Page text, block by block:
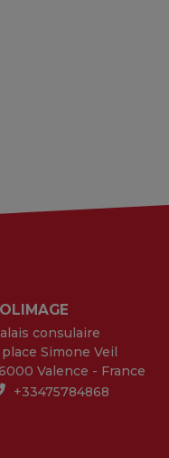
consulaire
Simone Veil
Valence - France
+33475784868